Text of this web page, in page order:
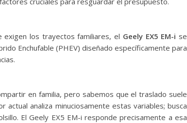
exigen los trayectos familiares, el Geely EX5 EM-i se
Enchufable (PHEV) diseñado específicamente para
en familia, pero sabemos que el traslado suele
analiza minuciosamente estas variables; busca
El Geely EX5 EM-i responde precisamente a esa